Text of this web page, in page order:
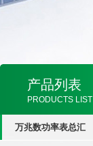
产品列表
PRODUCTS LIST
万兆数功率表总汇